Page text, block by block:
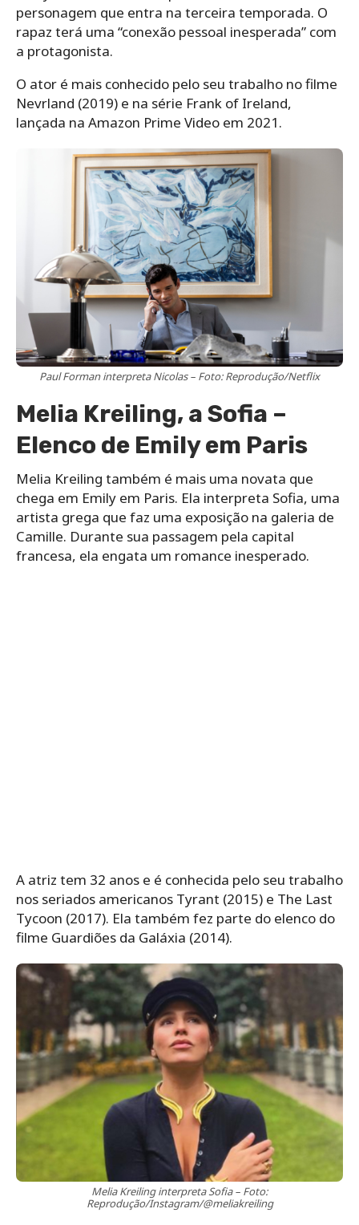
personagem que entra na terceira temporada. O
rapaz terá uma “conexão pessoal inesperada” com
a protagonista.
O ator é mais conhecido pelo seu trabalho no filme
Nevrland (2019) e na série Frank of Ireland,
lançada na Amazon Prime Video em 2021.
Paul Forman interpreta Nicolas – Foto: Reprodução/Netflix
Melia Kreiling, a Sofia –
Elenco de Emily em Paris
Melia Kreiling também é mais uma novata que
chega em Emily em Paris. Ela interpreta Sofia, uma
artista grega que faz uma exposição na galeria de
Camille. Durante sua passagem pela capital
francesa, ela engata um romance inesperado.
A atriz tem 32 anos e é conhecida pelo seu trabalho
nos seriados americanos Tyrant (2015) e The Last
Tycoon (2017). Ela também fez parte do elenco do
filme Guardiões da Galáxia (2014).
Melia Kreiling interpreta Sofia – Foto:
Reprodução/Instagram/@meliakreiling